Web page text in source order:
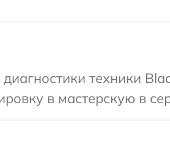
техники
в мастерскую в